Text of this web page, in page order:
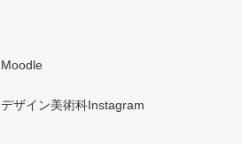
Moodle
デザイン美術科Instagram